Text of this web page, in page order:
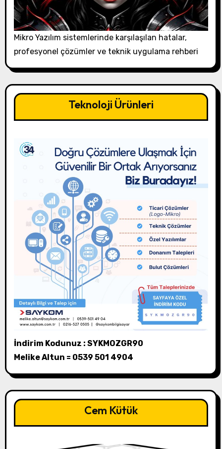
Mikro Yazılım sistemlerinde karşılaşılan hatalar,
profesyonel çözümler ve teknik uygulama rehberi
Teknoloji Ürünleri
İndirim Kodunuz : SYKMOZGR90
Melike Altun = 0539 501 4904
Cem Kütük